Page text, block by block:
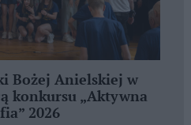
Bożej Anielskiej w
konkursu „Aktywna
2026